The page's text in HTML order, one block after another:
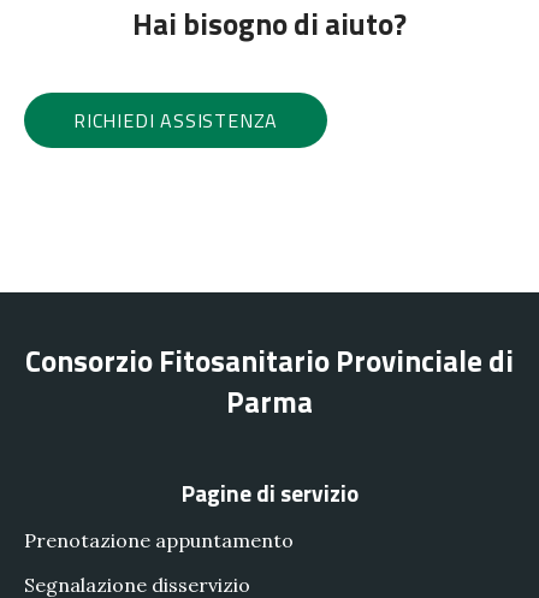
Hai bisogno di aiuto?
RICHIEDI ASSISTENZA
Consorzio Fitosanitario Provinciale di
Parma
Pagine di servizio
Prenotazione appuntamento
Segnalazione disservizio